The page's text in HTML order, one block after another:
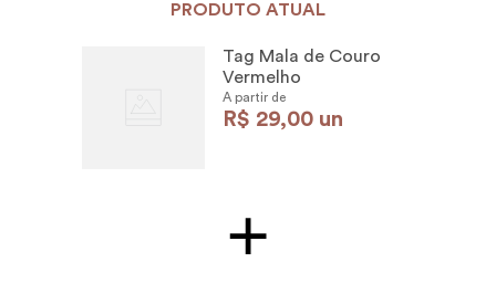
PRODUTO ATUAL
Tag Mala de Couro
Vermelho
A partir de
R$ 29,00 un